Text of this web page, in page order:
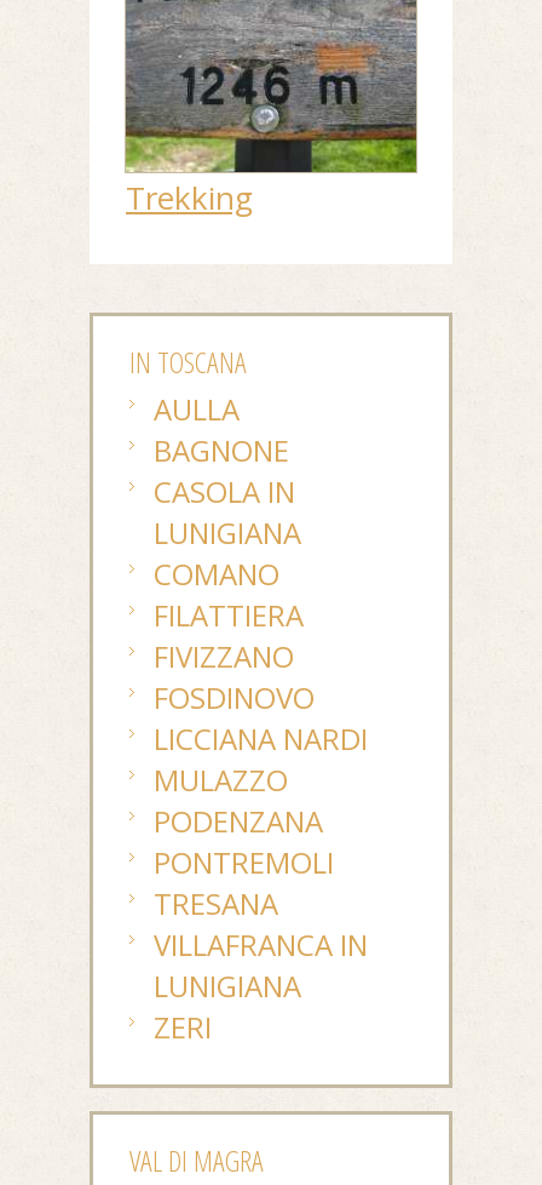
Trekking
IN TOSCANA
AULLA
BAGNONE
CASOLA IN
LUNIGIANA
COMANO
FILATTIERA
FIVIZZANO
FOSDINOVO
LICCIANA NARDI
MULAZZO
PODENZANA
PONTREMOLI
TRESANA
VILLAFRANCA IN
LUNIGIANA
ZERI
VAL DI MAGRA